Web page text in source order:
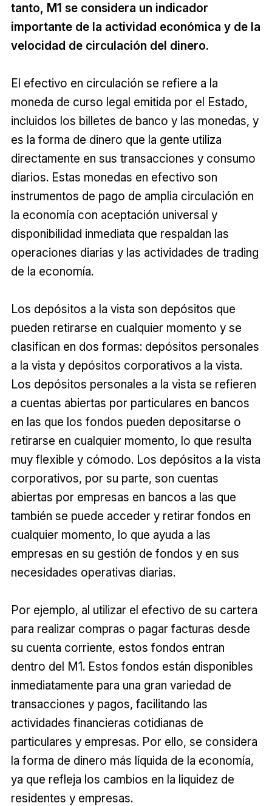
tanto, M1 se considera un indicador
importante de la actividad económica y de la
velocidad de circulación del dinero.
El efectivo en circulación se refiere a la
moneda de curso legal emitida por el Estado,
incluidos los billetes de banco y las monedas, y
es la forma de dinero que la gente utiliza
directamente en sus transacciones y consumo
diarios. Estas monedas en efectivo son
instrumentos de pago de amplia circulación en
la economía con aceptación universal y
disponibilidad inmediata que respaldan las
operaciones diarias y las actividades de trading
de la economía.
Los depósitos a la vista son depósitos que
pueden retirarse en cualquier momento y se
clasifican en dos formas: depósitos personales
a la vista y depósitos corporativos a la vista.
Los depósitos personales a la vista se refieren
a cuentas abiertas por particulares en bancos
en las que los fondos pueden depositarse o
retirarse en cualquier momento, lo que resulta
muy flexible y cómodo. Los depósitos a la vista
corporativos, por su parte, son cuentas
abiertas por empresas en bancos a las que
también se puede acceder y retirar fondos en
cualquier momento, lo que ayuda a las
empresas en su gestión de fondos y en sus
necesidades operativas diarias.
Por ejemplo, al utilizar el efectivo de su cartera
para realizar compras o pagar facturas desde
su cuenta corriente, estos fondos entran
dentro del M1. Estos fondos están disponibles
inmediatamente para una gran variedad de
transacciones y pagos, facilitando las
actividades financieras cotidianas de
particulares y empresas. Por ello, se considera
la forma de dinero más líquida de la economía,
ya que refleja los cambios en la liquidez de
residentes y empresas.